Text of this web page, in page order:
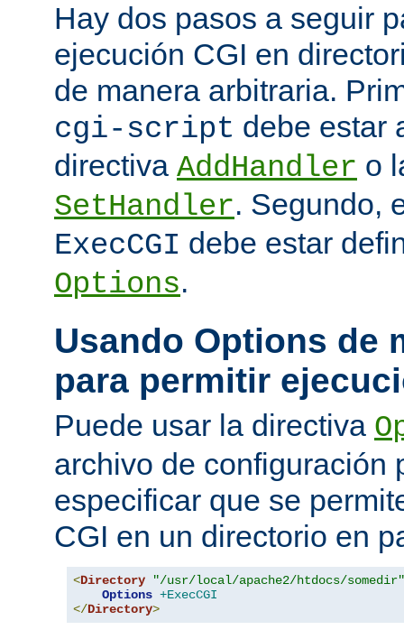
Hay dos pasos a seguir
ejecución CGI en
de manera arbitraria.
cgi-script debe estar
directiva AddHandler o
SetHandler. Segundo,
ExecCGI debe estar
Options.
Usando Options de
para permitir
Puede usar la directiva
archivo de configuración
especificar que se
CGI en un directorio en
<Directory
"/usr/local/apache2/htdocs/somedir"
Options +ExecCGI
</Directory>